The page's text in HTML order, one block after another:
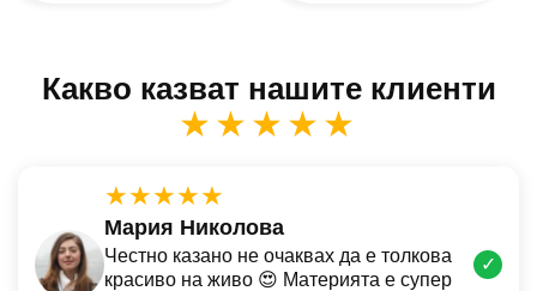
Какво казват нашите клиенти
★★★★★
★★★★★
Мария Николова
Честно казано не очаквах да е толкова
красиво на живо 😍 Материята е супер
✓